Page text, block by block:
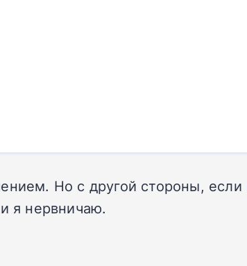
Но с другой стороны, если
я нервничаю.